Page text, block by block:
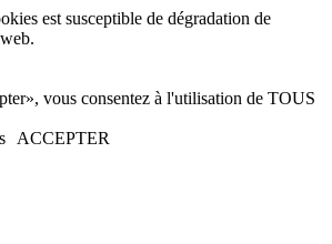
est susceptible de dégradation de
vous consentez à l'utilisation de TOUS
ACCEPTER